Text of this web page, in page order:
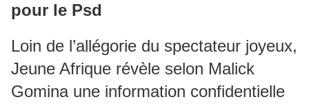
pour le Psd
Loin de l’allégorie du spectateur joyeux,
Jeune Afrique révèle selon Malick
Gomina une information confidentielle